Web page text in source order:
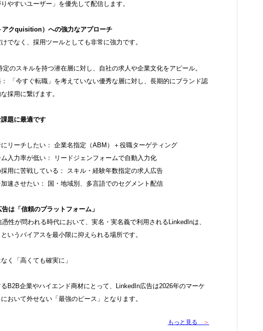
りやすいユーザー」を優先して配信します。
アクquisition）への強力なアプローチ
でなく、採用ツールとしても非常に強力です。
定のスキルを持つ潜在層に対し、自社の求人や企業文化をアピール。
「今すぐ転職」を考えていない優秀な層に対し、長期的にブランド認
採用に繋げます。
課題に最適です
リーチしたい： 企業名指定（ABM）＋役職ターゲティング
入力率が低い： リードジェンフォームで自動入力化
用に苦戦している： スキル・経験年数指定の求人広告
速させたい： 国・地域別、多言語でのセグメント配信
は「信頼のプラットフォーム」
性が問われる時代において、実名・実名義で利用されるLinkedInは、
というバイアスを最小限に抑えられる場所です。
く「高くても確実に」
B2B企業やハイエンド商材にとって、LinkedIn広告は2026年のマーケ
おいて外せない「最強のピース」となります。
もっと見る ＞